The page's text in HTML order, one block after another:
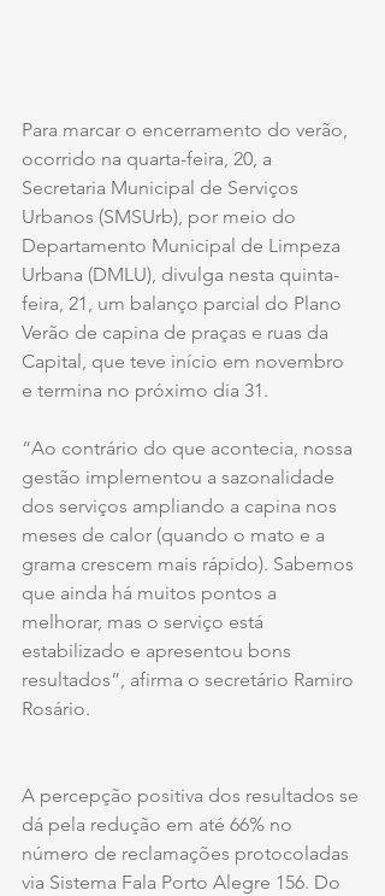
Para marcar o encerramento do verão,
ocorrido na quarta-feira, 20, a
Secretaria Municipal de Serviços
Urbanos (SMSUrb), por meio do
Departamento Municipal de Limpeza
Urbana (DMLU), divulga nesta quinta-
feira, 21, um balanço parcial do Plano
Verão de capina de praças e ruas da
Capital, que teve início em novembro
e termina no próximo dia 31.
“Ao contrário do que acontecia, nossa
gestão implementou a sazonalidade
dos serviços ampliando a capina nos
meses de calor (quando o mato e a
grama crescem mais rápido). Sabemos
que ainda há muitos pontos a
melhorar, mas o serviço está
estabilizado e apresentou bons
resultados”, afirma o secretário Ramiro
Rosário.
A percepção positiva dos resultados se
dá pela redução em até 66% no
número de reclamações protocoladas
via Sistema Fala Porto Alegre 156. Do